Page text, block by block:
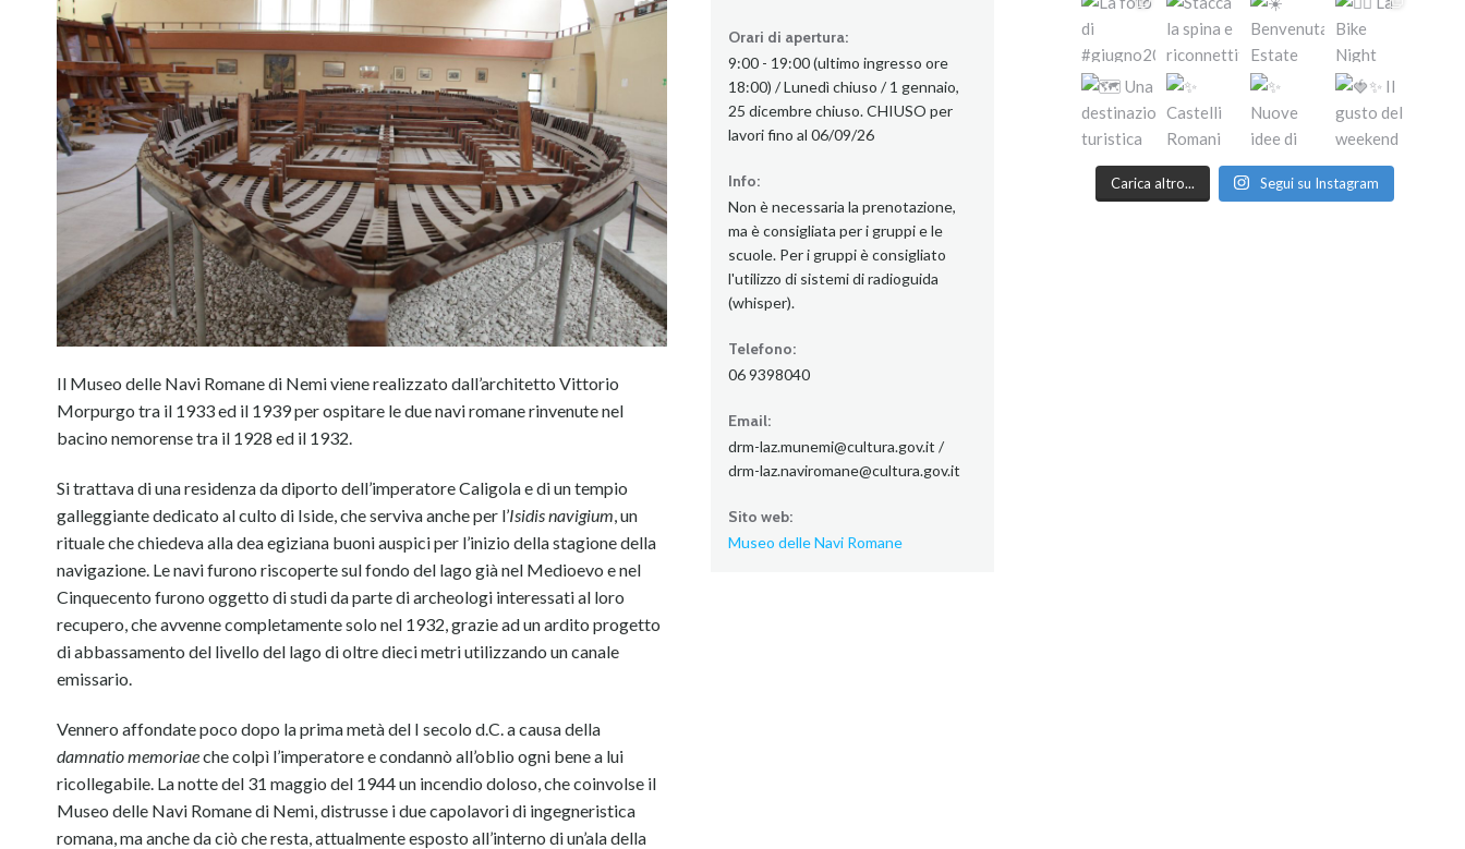
Il Museo delle Navi Romane di Nemi viene realizzato dall’architetto Vittorio
Morpurgo tra il 1933 ed il 1939 per ospitare le due navi romane rinvenute nel
bacino nemorense tra il 1928 ed il 1932.
Si trattava di una residenza da diporto dell’imperatore Caligola e di un tempio
galleggiante dedicato al culto di Iside, che serviva anche per l’Isidis navigium, un
rituale che chiedeva alla dea egiziana buoni auspici per l’inizio della stagione della
navigazione. Le navi furono riscoperte sul fondo del lago già nel Medioevo e nel
Cinquecento furono oggetto di studi da parte di archeologi interessati al loro
recupero, che avvenne completamente solo nel 1932, grazie ad un ardito progetto
di abbassamento del livello del lago di oltre dieci metri utilizzando un canale
emissario.
Vennero affondate poco dopo la prima metà del I secolo d.C. a causa della
damnatio memoriaeche colpì l’imperatore e condannò all’oblio ogni bene a lui
ricollegabile. La notte del 31 maggio del 1944 un incendio doloso, che coinvolse il
Museo delle Navi Romane di Nemi, distrusse i due capolavori di ingegneristica
romana, ma anche da ciò che resta, attualmente esposto all’interno di un’ala della
Orari di apertura:
9:00 - 19:00 (ultimo ingresso ore
18:00) / Lunedì chiuso / 1 gennaio,
25 dicembre chiuso. CHIUSO per
lavori fino al 06/09/26
Info:
Non è necessaria la prenotazione,
ma è consigliata per i gruppi e le
scuole. Per i gruppi è consigliato
l'utilizzo di sistemi di radioguida
(whisper).
Telefono:
06 9398040
Email:
drm-laz.munemi@cultura.gov.it /
drm-laz.naviromane@cultura.gov.it
Sito web:
Museo delle Navi Romane
Carica altro... Segui su Instagram